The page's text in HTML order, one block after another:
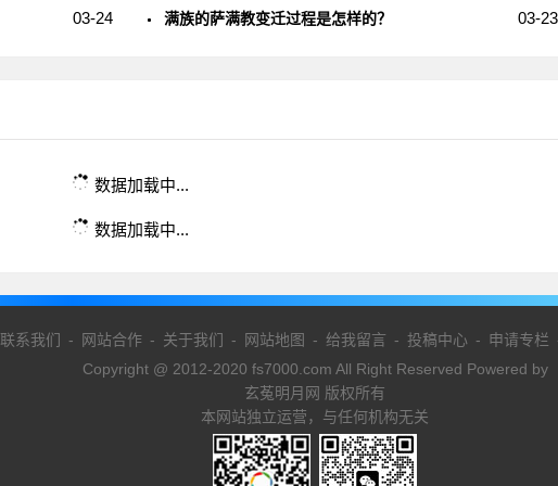
03-24 03-23
满族的萨满教变迁过程是怎样的？
数据加载中...
数据加载中...
联系我们 - 网站合作- 关于我们 - 网站地图 - 给我留言 - 投稿中心- 申请专栏
Copyright @ 2012-2020 fs7000.com All Right Reserved Powered by
玄菟明月网 版权所有
本网站独立运营，与任何机构无关